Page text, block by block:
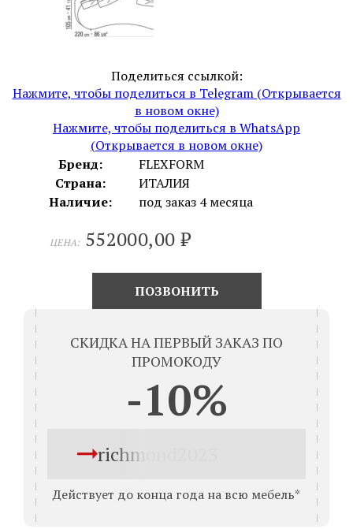
Поделиться ссылкой:
Нажмите, чтобы поделиться в Telegram (Открывается
в новом окне)
Нажмите, чтобы поделиться в WhatsApp
(Открывается в новом окне)
Бренд:
FLEXFORM
Страна:
ИТАЛИЯ
Наличие:
под заказ 4 месяца
ЦЕНА: 552000,00 ₽
ПОЗВОНИТЬ
СКИДКА НА ПЕРВЫЙ ЗАКАЗ ПО
ПРОМОКОДУ
-10%
richmond2023
Действует до конца года на всю мебель*